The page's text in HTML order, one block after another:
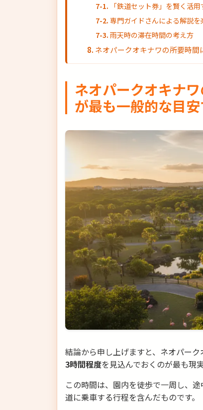
「鉄道セット券」を賢く活用
専門ガイドさんによる解説を
雨天時の滞在時間の考え方
ネオパークオキナワの所要時間
ネオパークオキナ
が最も一般的な目
結論から申し上げますと、ネオパー
3時間程度を見込んでおくのが最も現
この時間は、園内を徒歩で一周し、
道に乗車する行程を含んだものです。